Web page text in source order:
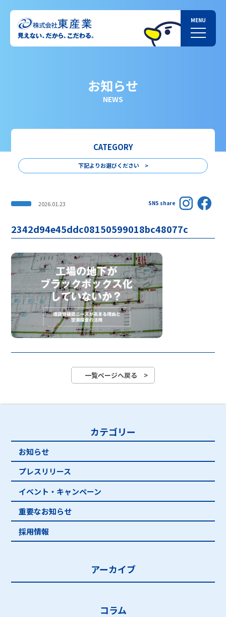
お知らせ
NEWS
CATEGORY
下記よりお選びください >
2026.01.23 SNS share
2342d94e45ddc08150599018bc48077c
一覧ページへ戻る >
カテゴリー
お知らせ
プレスリリース
イベント・キャンペーン
重要なお知らせ
採用情報
アーカイブ
コラム